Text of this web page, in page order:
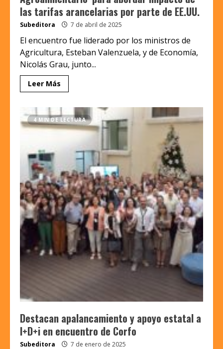
las tarifas arancelarias por parte de EE.UU.
Subeditora 7 de abril de 2025
El encuentro fue liderado por los ministros de
Agricultura, Esteban Valenzuela, y de Economía,
Nicolás Grau, junto...
Leer Más
4 MIN DE LECTURA
Destacan apalancamiento y apoyo estatal a
I+D+i en encuentro de Corfo
Subeditora 7 de enero de 2025